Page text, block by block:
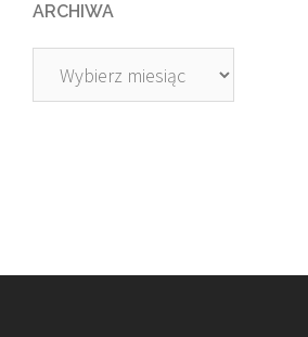
ARCHIWA
Archiwa